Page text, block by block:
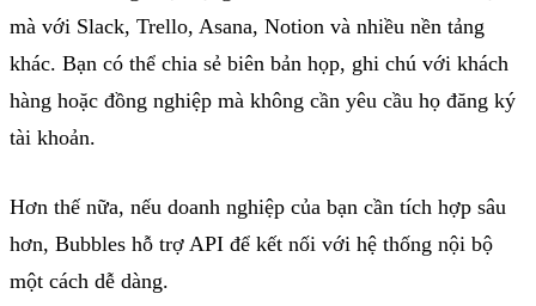
mà với Slack, Trello, Asana, Notion và nhiều nền tảng
khác. Bạn có thể chia sẻ biên bản họp, ghi chú với khách
hàng hoặc đồng nghiệp mà không cần yêu cầu họ đăng ký
tài khoản.
Hơn thế nữa, nếu doanh nghiệp của bạn cần tích hợp sâu
hơn, Bubbles hỗ trợ API để kết nối với hệ thống nội bộ
một cách dễ dàng.